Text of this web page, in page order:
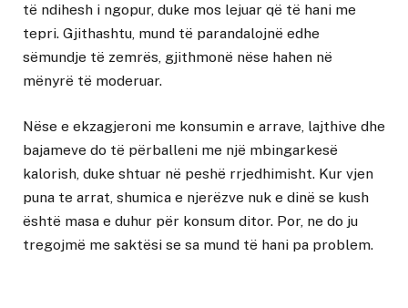
të ndihesh i ngopur, duke mos lejuar që të hani me
tepri. Gjithashtu, mund të parandalojnë edhe
sëmundje të zemrës, gjithmonë nëse hahen në
mënyrë të moderuar.
Nëse e ekzagjeroni me konsumin e arrave, lajthive dhe
bajameve do të përballeni me një mbingarkesë
kalorish, duke shtuar në peshë rrjedhimisht. Kur vjen
puna te arrat, shumica e njerëzve nuk e dinë se kush
është masa e duhur për konsum ditor. Por, ne do ju
tregojmë me saktësi se sa mund të hani pa problem.